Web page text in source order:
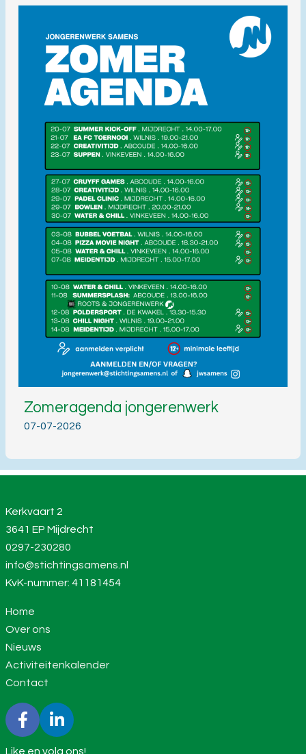
Zomeragenda jongerenwerk
07-07-2026
Kerkvaart 2
3641 EP Mijdrecht
0297-230280
info@stichtingsamens.nl
KvK-nummer: 41181454
Home
Over ons
Nieuws
Activiteitenkalender
Contact
Like en volg ons!